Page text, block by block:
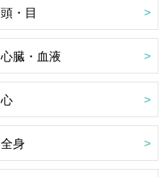
頭・目
心臓・血液
心
全身